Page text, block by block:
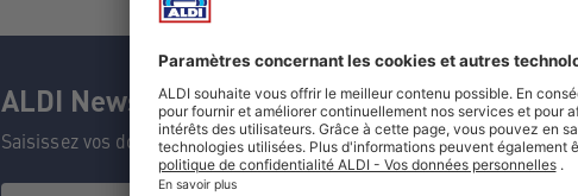
ALDI Newsletter
Saisissez vos données et ne manquez aucune de nos offres.